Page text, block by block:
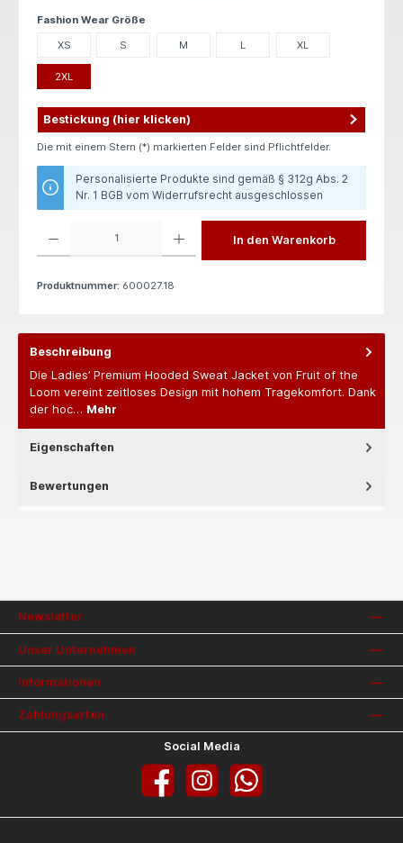
Fashion Wear Größe
XS S M L XL
2XL
Bestickung (hier klicken)
Die mit einem Stern (*) markierten Felder sind Pflichtfelder.
Personalisierte Produkte sind gemäß § 312g Abs. 2
Nr. 1 BGB vom Widerrufsrecht ausgeschlossen
In den Warenkorb
Produktnummer: 600027.18
Beschreibung
Die Ladies’ Premium Hooded Sweat Jacket von Fruit of the
Loom vereint zeitloses Design mit hohem Tragekomfort. Dank
der hoc… Mehr
Eigenschaften
Bewertungen
Newsletter
Unser Unternehmen
Informationen
Zahlungsarten
Social Media
Facebook InstagramWhatsApp